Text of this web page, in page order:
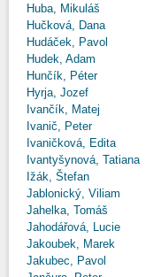
Huba, Mikuláš
Hučková, Dana
Hudáček, Pavol
Hudek, Adam
Hunčík, Péter
Hyrja, Jozef
Ivančík, Matej
Ivanič, Peter
Ivaničková, Edita
Ivantyšynová, Tatiana
Ižák, Štefan
Jablonický, Viliam
Jahelka, Tomáš
Jahodářová, Lucie
Jakoubek, Marek
Jakubec, Pavol